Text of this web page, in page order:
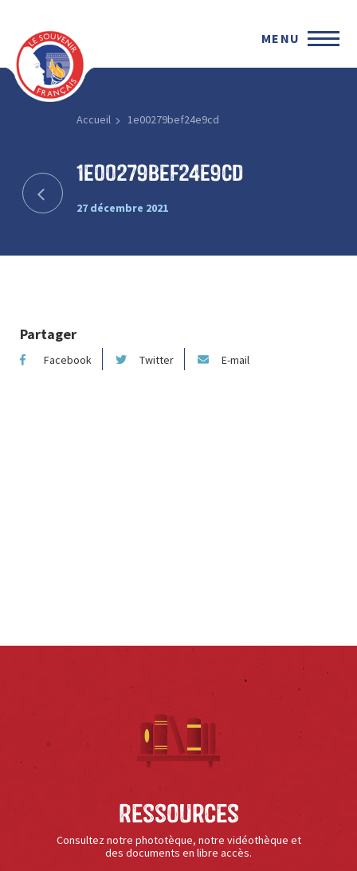
MENU
Accueil 1e00279bef24e9cd
1e00279bef24e9cd
27 décembre 2021
Partager
Facebook Twitter E-mail
Ressources
Consultez notre phototèque, notre vidéothèque et
des documents en libre accès.